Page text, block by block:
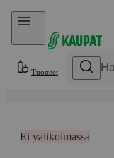
Hyppää sisältöön
Tuotteet
Ei valikoimassa